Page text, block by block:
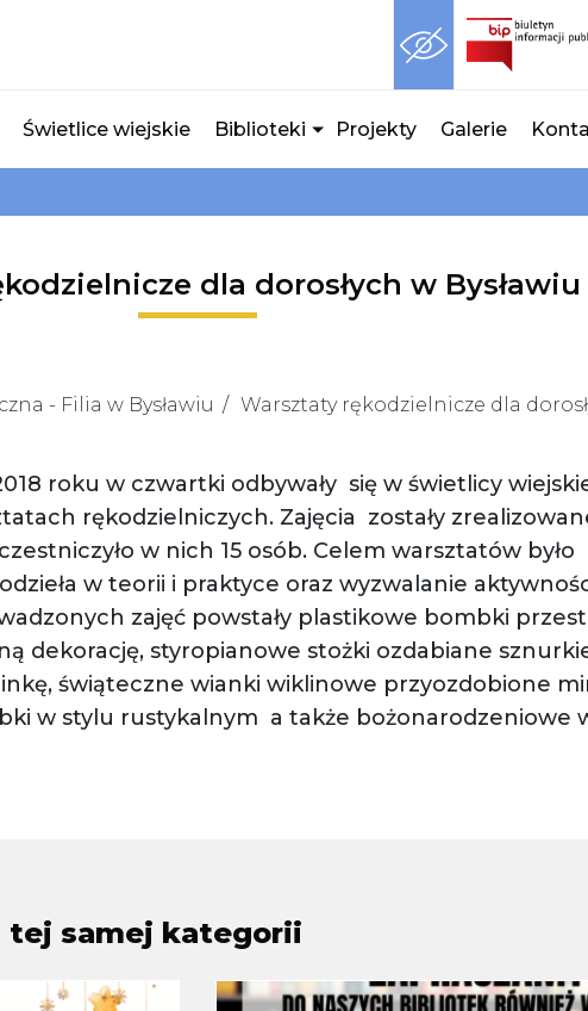
Świetlice wiejskie Biblioteki Projekty Galerie
dla dorosłych w Bysławiu
- Filia w Bysławiu Warsztaty rękodzielnicze dla
roku w czwartki odbywały się w świetlicy
rękodzielniczych. Zajęcia zostały
w nich 15 osób. Celem warsztatów było
w teorii i praktyce oraz wyzwalanie
zajęć powstały plastikowe bombki
dekorację, styropianowe stożki ozdabiane
świąteczne wianki wiklinowe przyozdobione
w stylu rustykalnym a także bożonarodzeniowe
tej samej kategorii